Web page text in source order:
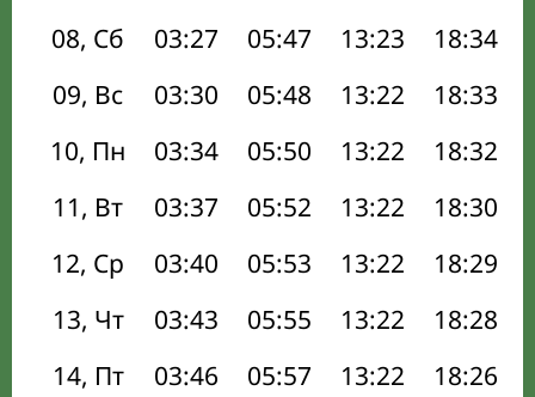
08, Сб
03:27 05:47 13:23 18:34
09, Вс
03:30 05:48 13:22 18:33
10, Пн
03:34 05:50 13:22 18:32
11, Вт
03:37 05:52 13:22 18:30
12, Ср
03:40 05:53 13:22 18:29
13, Чт
03:43 05:55 13:22 18:28
14, Пт
03:46 05:57 13:22 18:26